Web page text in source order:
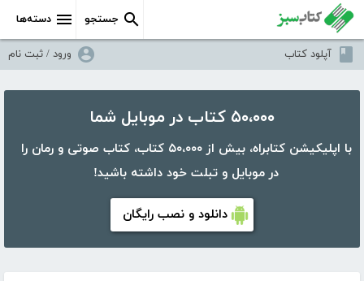
دسته‌ها جستجو
آپلود کتاب ورود / ثبت نام
۵۰،۰۰۰ کتاب در موبایل شما
با اپلیکیشن کتابراه، بیش از ۵۰،۰۰۰ کتاب، کتاب صوتی و رمان را
در موبایل و تبلت خود داشته باشید!
دانلود و نصب رایگان